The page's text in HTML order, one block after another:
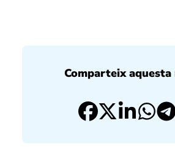
Comparteix